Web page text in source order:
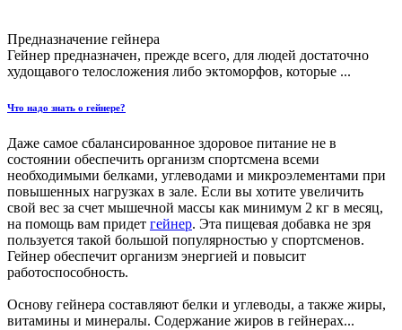
Предназначение гейнера
Гейнер предназначен, прежде всего, для людей достаточно
худощавого телосложения либо эктоморфов, которые ...
Что надо знать о гейнере?
Даже самое сбалансированное здоровое питание не в
состоянии обеспечить организм спортсмена всеми
необходимыми белками, углеводами и микроэлементами при
повышенных нагрузках в зале. Если вы хотите увеличить
свой вес за счет мышечной массы как минимум 2 кг в месяц,
на помощь вам придет гейнер. Эта пищевая добавка не зря
пользуется такой большой популярностью у спортсменов.
Гейнер обеспечит организм энергией и повысит
работоспособность.
Основу гейнера составляют белки и углеводы, а также жиры,
витамины и минералы. Содержание жиров в гейнерах...